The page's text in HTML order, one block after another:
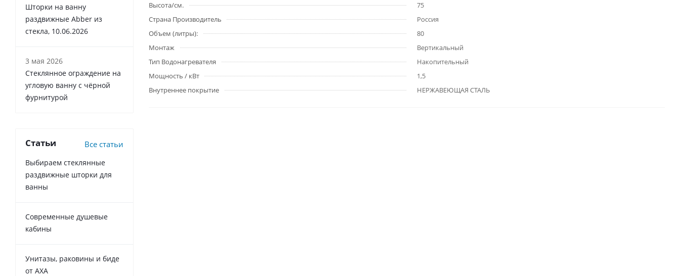
Высота/см.
75
Страна Производитель
Россия
Объем (литры):
80
Монтаж
Вертикальный
Тип Водонагревателя
Накопительный
Мощность / кВт
1,5
Внутреннее покрытие
НЕРЖАВЕЮЩАЯ СТАЛЬ
Шторки на ванну
раздвижные Abber из
стекла, 10.06.2026
3 мая 2026
Стеклянное ограждение на
угловую ванну с чёрной
фурнитурой
Статьи Все статьи
Выбираем стеклянные
раздвижные шторки для
ванны
Современные душевые
кабины
Унитазы, раковины и биде
от AXA